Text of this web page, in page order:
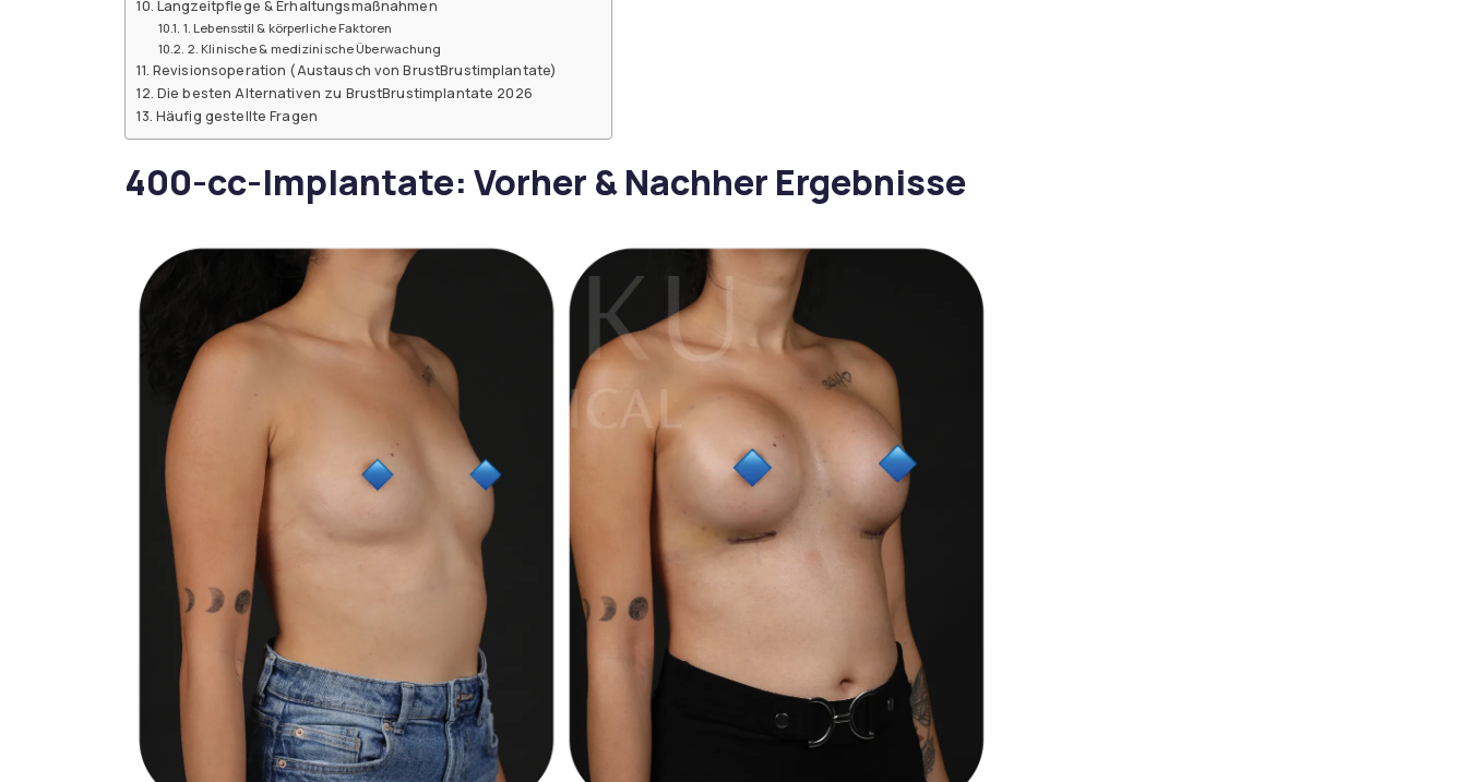
Langzeitpflege & Erhaltungsmaßnahmen
1. Lebensstil & körperliche Faktoren
2. Klinische & medizinische Überwachung
Revisionsoperation (Austausch von BrustBrustimplantate)
Die besten Alternativen zu BrustBrustimplantate 2026
Häufig gestellte Fragen
400-cc-Implantate: Vorher & Nachher Ergebnisse